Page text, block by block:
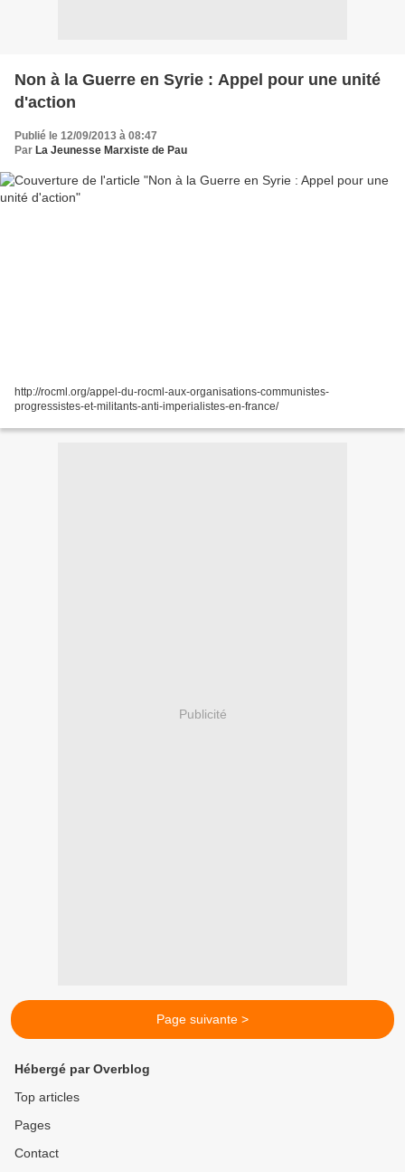
Non à la Guerre en Syrie : Appel pour une unité
d'action
Publié le 12/09/2013 à 08:47
Par La Jeunesse Marxiste de Pau
http://rocml.org/appel-du-rocml-aux-organisations-communistes-
progressistes-et-militants-anti-imperialistes-en-france/
Publicité
Page suivante >
Hébergé par Overblog
Top articles
Pages
Contact